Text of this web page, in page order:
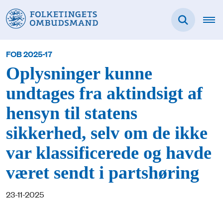
FOB 2025-17
Oplysninger kunne
undtages fra aktindsigt af
hensyn til statens
sikkerhed, selv om de ikke
var klassificerede og havde
været sendt i partshøring
23-11-2025